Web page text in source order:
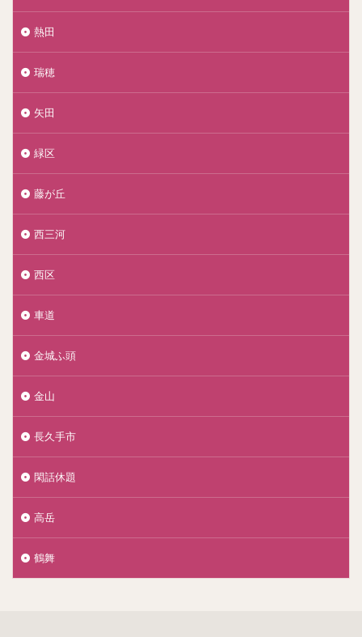
熱田
瑞穂
矢田
緑区
藤が丘
西三河
西区
車道
金城ふ頭
金山
長久手市
閑話休題
高岳
鶴舞